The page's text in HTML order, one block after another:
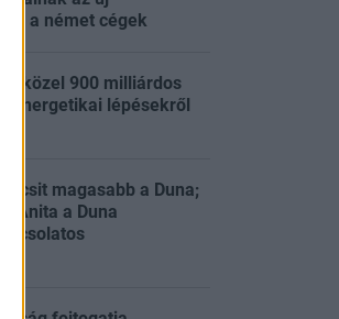
a német cégek
közel 900 milliárdos
energetikai lépésekről
magasabb a Duna;
Anita a Duna